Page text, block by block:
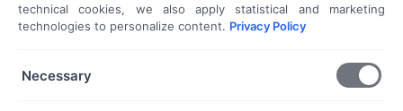
Dokumentumok
technical cookies, we also apply statistical and marketing
technologies to personalize content. Privacy Policy
Necessary